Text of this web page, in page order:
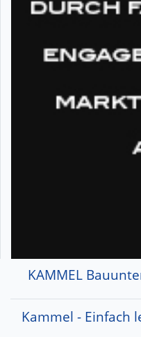
KAMMEL
Kammel - Einfach